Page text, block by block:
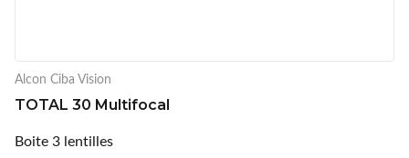
Alcon Ciba Vision
TOTAL 30 Multifocal
Boite 3 lentilles